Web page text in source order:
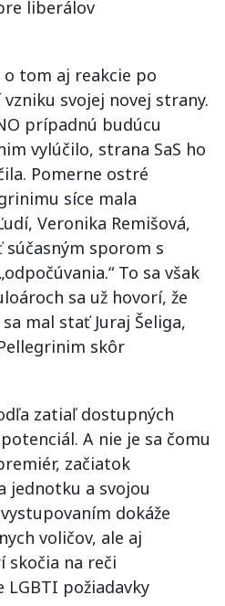
liberálov
o tom aj reakcie po
svojej novej strany.
prípadnú budúcu
vylúčilo, strana SaS ho
Pomerne ostré
síce mala
Veronika Remišová,
súčasným sporom s
To sa však
sa už hovorí, že
mal stať Juraj Šeliga,
skôr
zatiaľ dostupných
A nie je sa čomu
začiatok
jednotku a svojou
dokáže
voličov, ale aj
skočia na reči
LGBTI požiadavky